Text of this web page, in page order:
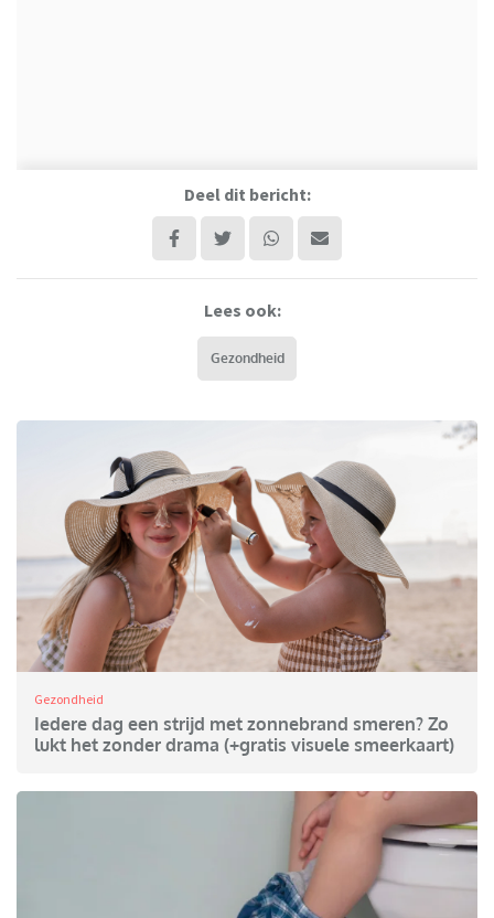
Deel dit bericht:
Lees ook:
Gezondheid
Gezondheid
Iedere dag een strijd met zonnebrand smeren? Zo
lukt het zonder drama (+gratis visuele smeerkaart)